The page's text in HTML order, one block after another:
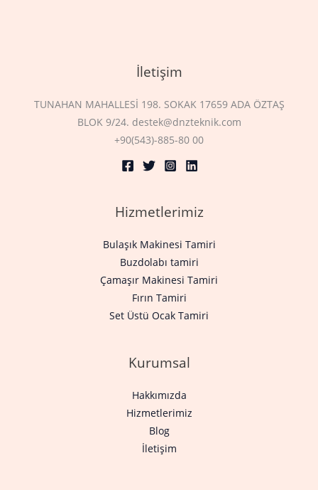
İletişim
TUNAHAN MAHALLESİ 198. SOKAK 17659 ADA ÖZTAŞ
BLOK 9/24. destek@dnzteknik.com
+90(543)-885-80 00
Hizmetlerimiz
Bulaşık Makinesi Tamiri
Buzdolabı tamiri
Çamaşır Makinesi Tamiri
Fırın Tamiri
Set Üstü Ocak Tamiri
Kurumsal
Hakkımızda
Hizmetlerimiz
Blog
İletişim